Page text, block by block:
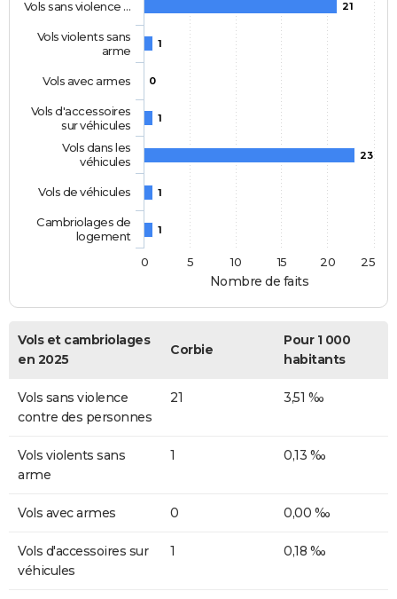
Nombre de faits
21
1
0
1
23
1
1
Vols sans violence …
Vols violents sans
arme
Vols avec armes
Vols d'accessoires
sur véhicules
Vols dans les
véhicules
Vols de véhicules
Cambriolages de
logement
0
5 10 15 20 25
Vols et cambriolages
en 2025
Corbie
Pour 1 000
habitants
Vols sans violence
contre des personnes
21 3,51 ‰
Vols violents sans
arme
1 0,13 ‰
Vols avec armes 0 0,00 ‰
Vols d'accessoires sur
véhicules
1 0,18 ‰